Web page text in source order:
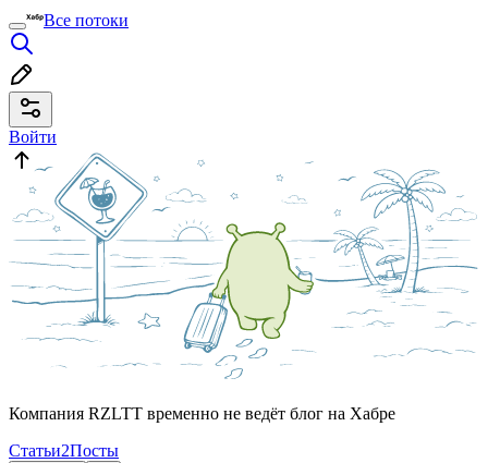
Все потоки
Войти
Компания RZLTT временно не ведёт блог на Хабре
Статьи2Посты